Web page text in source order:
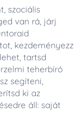
szociális
van rá, járj
kezdeményezz
tartsd
teherbíró
segíteni,
ki az
áll: saját